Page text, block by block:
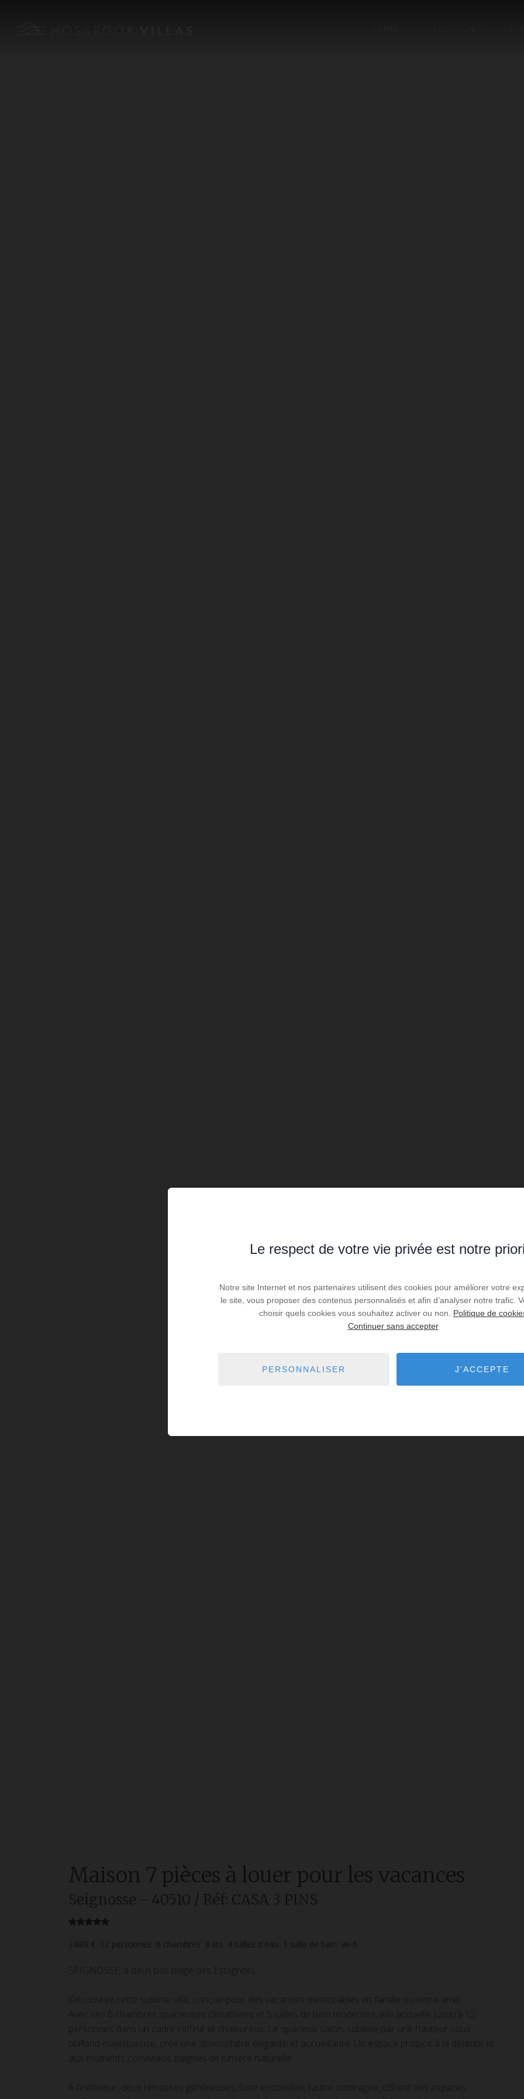
Maison 7 pièces à louer pour les vacances
Seignosse - 40510 / Réf: CASA 3 PINS
3 888 € 12 personnes 6 chambres 8 lits 4 salles d'eau 1 salle de bain wi-fi
SEIGNOSSE, à deux pas plage des Estagnots.
Découvrez cette sublime villa, conçue pour des vacances mémorables en famille ou entre amis.
Avec ses 6 chambres spacieuses climatisées et 5 salles de bain modernes, elle accueille jusqu’à 12
personnes dans un cadre raffiné et chaleureux. Le spacieux salon, sublimé par une hauteur sous
plafond majestueuse, crée une atmosphère élégante et accueillante. Un espace propice à la détente et
aux moments conviviaux, baignés de lumière naturelle.
À l’extérieur, deux terrasses généreuses, l’une ensoleillée, l’autre ombragée, offrent des espaces
Le respect de votre vie privée est notre
Notre site Internet et nos partenaires utilisent des cookies pour améliorer votre
le site, vous proposer des contenus personnalisés et afin d’analyser notre trafic.
choisir quels cookies vous souhaitez activer ou non. Politique de
Continuer sans accepter
PERSONNALISER J'ACCEPTE